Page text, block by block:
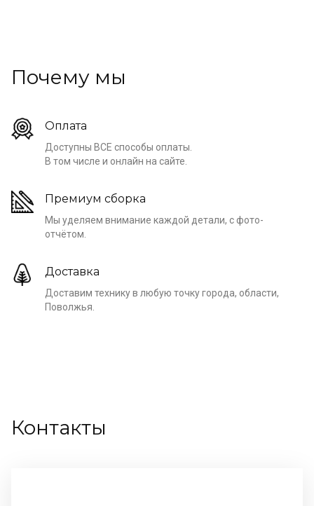
Почему мы
Оплата
Доступны ВСЕ способы оплаты.
В том числе и онлайн на сайте.
Премиум сборка
Мы уделяем внимание каждой детали, с фото-
отчётом.
Доставка
Доставим технику в любую точку города, области,
Поволжья.
Контакты